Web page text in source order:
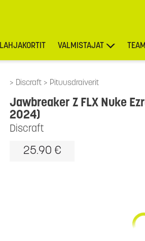
LAHJAKORTIT VALMISTAJAT TEAM
Discraft Pituusdraiverit
Discraft
Jawbreaker Z FLX Nuke
2024)
25.90 €